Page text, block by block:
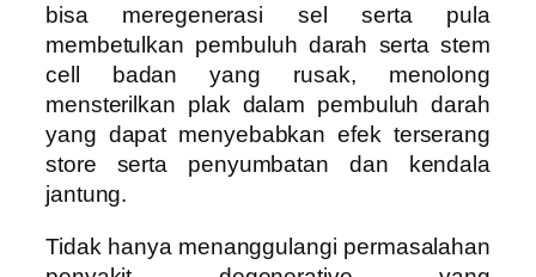
bisa meregenerasi sel serta pula
membetulkan pembuluh darah serta stem
cell badan yang rusak, menolong
mensterilkan plak dalam pembuluh darah
yang dapat menyebabkan efek terserang
store serta penyumbatan dan kendala
jantung.
Tidak hanya menanggulangi permasalahan